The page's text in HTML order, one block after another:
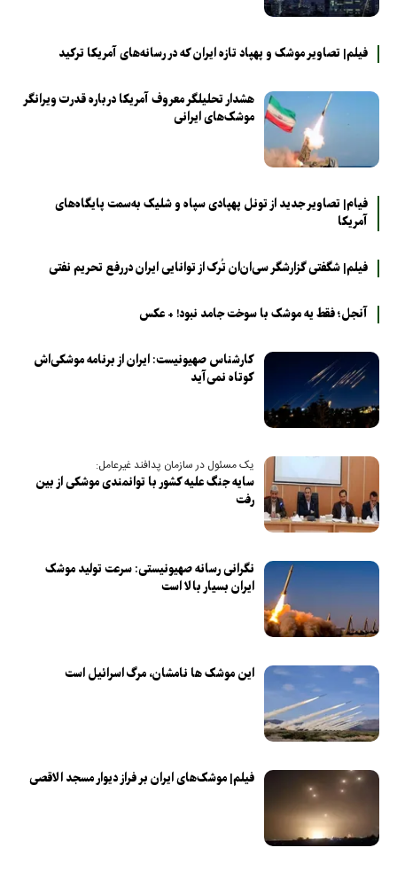
فیلم| تصاویر موشک‌ و پهپاد تازه ایران که در رسانه‌های آمریکا ترکید
هشدار تحلیلگر معروف آمریکا درباره قدرت ویرانگر
موشک‌های ایرانی
فیام| تصاویر جدید از تونل پهپادی سپاه و شلیک به‌سمت پایگاه‌های
آمریکا
فیلم| شگفتی گزارشگر سی‌ان‌ان تُرک از توانایی ایران دررفع تحریم‌ نفتی
آنجل؛ فقط یه موشک با سوخت جامد نبود! + عکس
کارشناس صهیونیست: ایران از برنامه موشکی‌اش
کوتاه نمی‌آید
یک مسئول در سازمان پدافند غیرعامل:
سایه جنگ علیه کشور با توانمندی موشکی از بین
رفت
نگرانی رسانه صهیونیستی: سرعت تولید موشک
ایران بسیار بالا است
این موشک‌ ها نامشان، مرگ اسرائیل است
فیلم| موشک‌های ایران بر فراز دیوار مسجد الاقصی